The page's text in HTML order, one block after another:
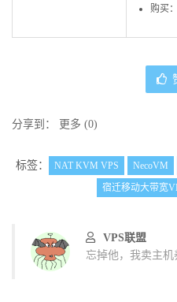
购买：
分享到： 更多 (0)
标签： NAT KVM VPS NecoVM
宿迁移动大带宽
VPS联盟
忘掉他，我卖主机